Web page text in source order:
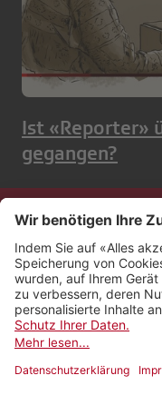
Ist «Reporter»
gegangen?
Kontakt
Impressum
Rechtliches
Netiquette